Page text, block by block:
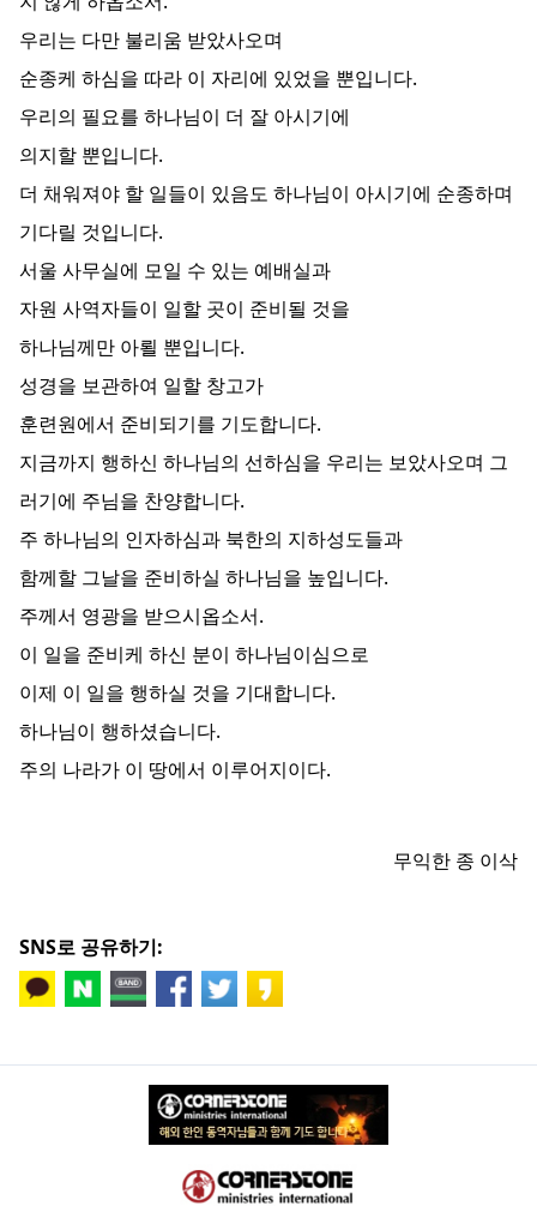
우리는 다만 불리움 받았사오며
순종케 하심을 따라 이 자리에 있었을 뿐입니다.
우리의 필요를 하나님이 더 잘 아시기에
의지할 뿐입니다.
더 채워져야 할 일들이 있음도 하나님이 아시기에 순종하며
기다릴 것입니다.
서울 사무실에 모일 수 있는 예배실과
자원 사역자들이 일할 곳이 준비될 것을
하나님께만 아뢸 뿐입니다.
성경을 보관하여 일할 창고가
훈련원에서 준비되기를 기도합니다.
지금까지 행하신 하나님의 선하심을 우리는 보았사오며 그
러기에 주님을 찬양합니다.
주 하나님의 인자하심과 북한의 지하성도들과
함께할 그날을 준비하실 하나님을 높입니다.
주께서 영광을 받으시옵소서.
이 일을 준비케 하신 분이 하나님이심으로
이제 이 일을 행하실 것을 기대합니다.
하나님이 행하셨습니다.
주의 나라가 이 땅에서 이루어지이다.
무익한 종 이삭
SNS로 공유하기: